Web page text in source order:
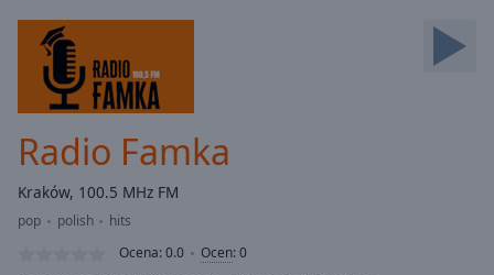
Skip
Forward
Current
Loaded:
0.00%
Radio Famka
Kraków, 100.5 MHz FM
pop polish
hits
Ocena:0.0 Ocen:0